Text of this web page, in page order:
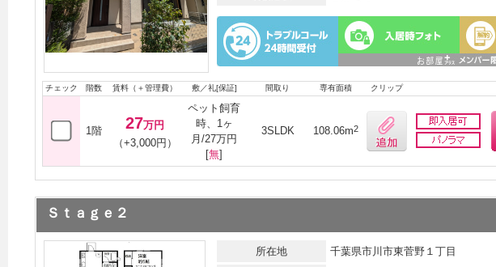
チェック 階数 賃料（＋管理費） 敷／礼[保証] 間取り 専有面積 クリップ
1階 27万円
（+3,000円）
ペット飼育
時、1ヶ
月/27万円
[無]
3SLDK 108.06m2
Ｓｔａｇｅ２
所在地
千葉県市川市東菅野１丁目